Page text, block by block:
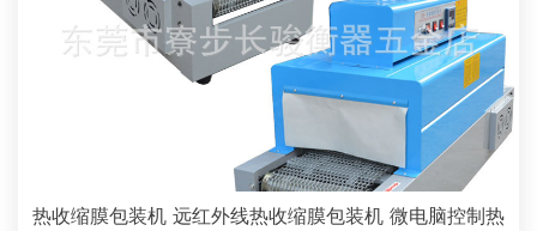
热收缩膜包装机 远红外线热收缩膜包装机 微电脑控制热